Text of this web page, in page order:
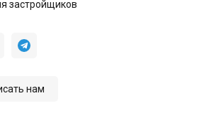
застройщиков

нам